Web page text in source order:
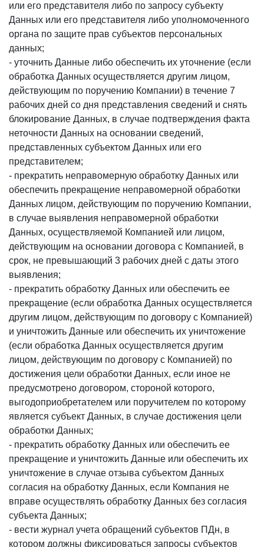
или его представителя либо по запросу субъекту
Данных или его представителя либо уполномоченного
органа по защите прав субъектов персональных
данных;
- уточнить Данные либо обеспечить их уточнение (если
обработка Данных осуществляется другим лицом,
действующим по поручению Компании) в течение 7
рабочих дней со дня представления сведений и снять
блокирование Данных, в случае подтверждения факта
неточности Данных на основании сведений,
представленных субъектом Данных или его
представителем;
- прекратить неправомерную обработку Данных или
обеспечить прекращение неправомерной обработки
Данных лицом, действующим по поручению Компании,
в случае выявления неправомерной обработки
Данных, осуществляемой Компанией или лицом,
действующим на основании договора с Компанией, в
срок, не превышающий 3 рабочих дней с даты этого
выявления;
- прекратить обработку Данных или обеспечить ее
прекращение (если обработка Данных осуществляется
другим лицом, действующим по договору с Компанией)
и уничтожить Данные или обеспечить их уничтожение
(если обработка Данных осуществляется другим
лицом, действующим по договору с Компанией) по
достижения цели обработки Данных, если иное не
предусмотрено договором, стороной которого,
выгодоприобретателем или поручителем по которому
является субъект Данных, в случае достижения цели
обработки Данных;
- прекратить обработку Данных или обеспечить ее
прекращение и уничтожить Данные или обеспечить их
уничтожение в случае отзыва субъектом Данных
согласия на обработку Данных, если Компания не
вправе осуществлять обработку Данных без согласия
субъекта Данных;
- вести журнал учета обращений субъектов ПДн, в
котором должны фиксироваться запросы субъектов